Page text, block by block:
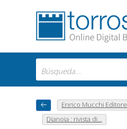
Enrico Mucchi Editore
Dianoia : rivista di...